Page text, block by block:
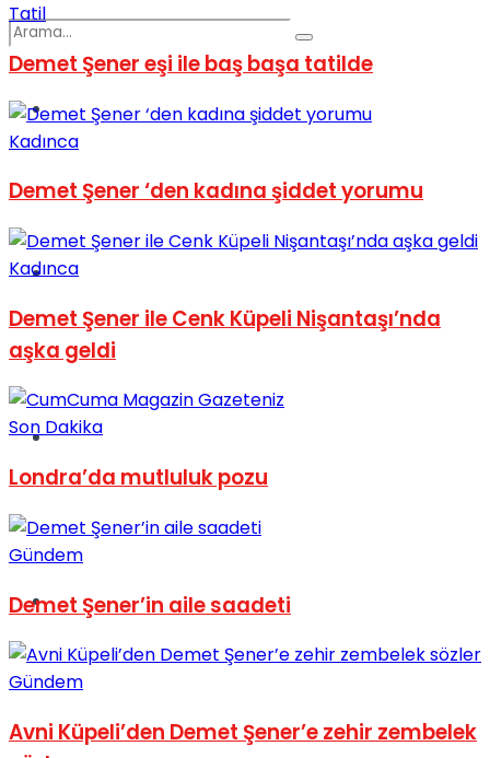
Türkiye
Müzik
Sinema
Tatil
No Result
Tatil
Demet Şener eşi ile baş başa tatilde
Kadınca
Demet Şener ‘den kadına şiddet yorumu
Kadınca
Demet Şener ile Cenk Küpeli Nişantaşı’nda
aşka geldi
Son Dakika
Londra’da mutluluk pozu
Gündem
Demet Şener’in aile saadeti
Gündem
Avni Küpeli’den Demet Şener’e zehir zembelek